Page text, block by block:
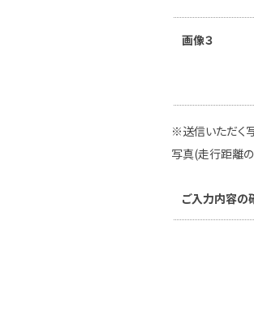
画像３
※送信いただく
写真(走行距離
ご入力内容の